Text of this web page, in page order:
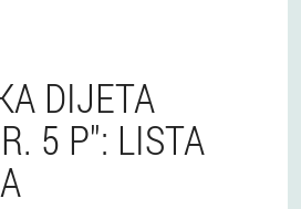
DIJETA
5 P": LISTA